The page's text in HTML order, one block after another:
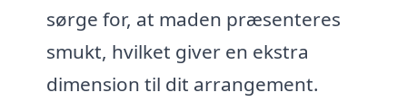
sørge for, at maden præsenteres
smukt, hvilket giver en ekstra
dimension til dit arrangement.